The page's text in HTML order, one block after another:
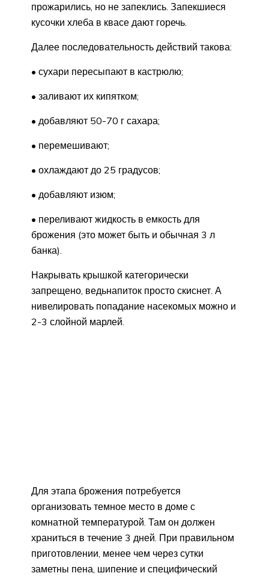
прожарились, но не запеклись. Запекшиеся
кусочки хлеба в квасе дают горечь.
Далее последовательность действий такова:
• сухари пересыпают в кастрюлю;
• заливают их кипятком;
• добавляют 50-70 г сахара;
• перемешивают;
• охлаждают до 25 градусов;
• добавляют изюм;
• переливают жидкость в емкость для
брожения (это может быть и обычная 3 л
банка).
Накрывать крышкой категорически
запрещено, ведьнапиток просто скиснет. А
нивелировать попадание насекомых можно и
2-3 слойной марлей.
Для этапа брожения потребуется
организовать темное место в доме с
комнатной температурой. Там он должен
храниться в течение 3 дней. При правильном
приготовлении, менее чем через сутки
заметны пена, шипение и специфический